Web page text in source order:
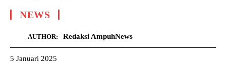
NEWS
AUTHOR: Redaksi AmpuhNews
5 Januari 2025